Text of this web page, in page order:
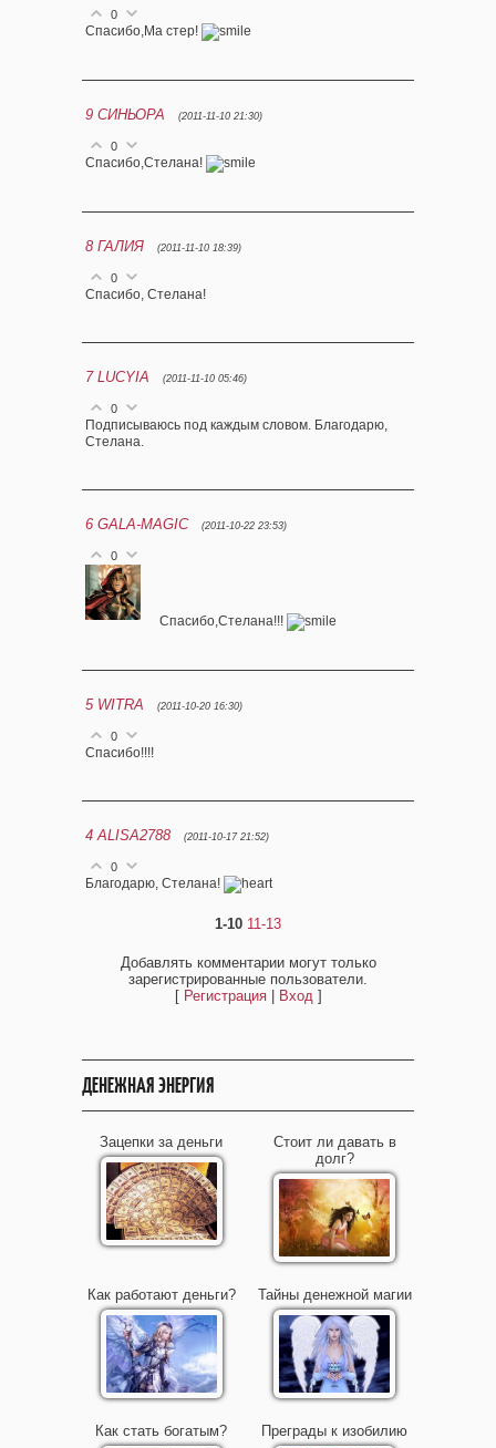
0
Спасибо,Ма стер!
9 СИНЬОРА (2011-11-10 21:30)
0
Спасибо,Стелана!
8 ГАЛИЯ (2011-11-10 18:39)
0
Спасибо, Стелана!
7 LUCYIA (2011-11-10 05:46)
0
Подписываюсь под каждым словом. Благодарю,
Стелана.
6 GALA-MAGIC (2011-10-22 23:53)
0
Спасибо,Стелана!!!
5 WITRA (2011-10-20 16:30)
0
Спасибо!!!!
4 ALISA2788 (2011-10-17 21:52)
0
Благодарю, Стелана!
1-10 11-13
Добавлять комментарии могут только
зарегистрированные пользователи.
[ Регистрация| Вход]
ДЕНЕЖНАЯ ЭНЕРГИЯ
Зацепки за деньги
Стоит ли давать в
долг?
Как работают деньги? Тайны денежной магии
Как стать богатым? Преграды к изобилию